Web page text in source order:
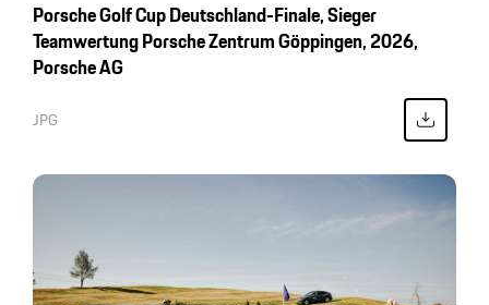
Porsche Golf Cup Deutschland-Finale, Sieger
Teamwertung Porsche Zentrum Göppingen, 2026,
Porsche AG
JPG